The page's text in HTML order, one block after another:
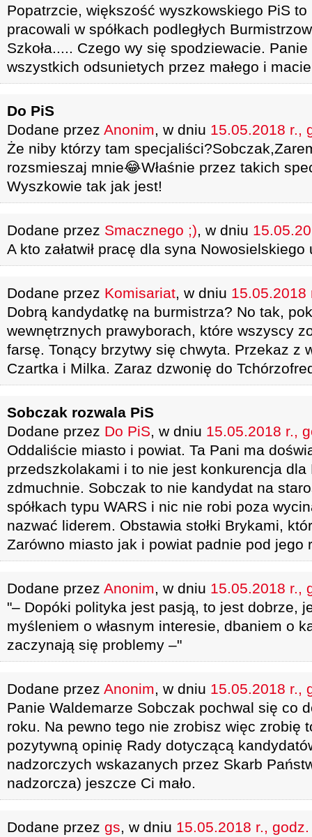
Popatrzcie, większość wyszkowskiego PiS
pracowali w spółkach podległych
Szkoła..... Czego wy się spodziewacie.
wszystkich odsunietych przez małego i
Do PiS
Dodane przez Anonim, w dniu 15.05.2018 r.,
Że niby którzy tam
rozsmieszaj mnie😂Właśnie przez takich
Wyszkowie tak jak jest!
Dodane przez Smacznego ;), w dniu
A kto załatwił pracę dla syna Nowosielskiego
Dodane przez Komisariat, w dniu 15.05.2018
Dobrą kandydatkę na burmistrza? No tak,
wewnętrznych prawyborach, które wszyscy
farsę. Tonący brzytwy się chwyta. Przekaz z
Czartka i Milka. Zaraz dzwonię do
Sobczak rozwala PiS
Dodane przez Do PiS, w dniu 15.05.2018 r.,
Oddaliście miasto i powiat. Ta Pani ma
przedszkolakami i to nie jest konkurencja
zdmuchnie. Sobczak to nie kandydat na
spółkach typu WARS i nic nie robi poza
nazwać liderem. Obstawia stołki Brykami,
Zarówno miasto jak i powiat padnie pod jego
Dodane przez Anonim, w dniu 15.05.2018 r.,
"– Dopóki polityka jest pasją, to jest dobrze,
myśleniem o własnym interesie, dbaniem o
zaczynają się problemy –"
Dodane przez Anonim, w dniu 15.05.2018 r.,
Panie Waldemarze Sobczak pochwal się co
roku. Na pewno tego nie zrobisz więc zrobię
pozytywną opinię Rady dotyczącą
nadzorczych wskazanych przez Skarb
nadzorcza) jeszcze Ci mało.
Dodane przez gs, w dniu 15.05.2018 r.,